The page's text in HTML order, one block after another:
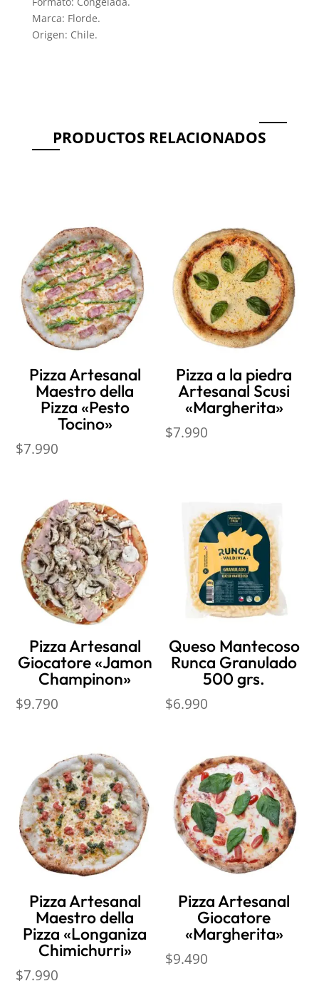
Marca: Florde.
Origen: Chile.
PRODUCTOS RELACIONADOS
Pizza Artesanal
Maestro della
Pizza «Pesto
Tocino»
$7.990
Pizza a la piedra
Artesanal Scusi
«Margherita»
$7.990
Pizza Artesanal
Giocatore «Jamon
Champinon»
$9.790
Queso Mantecoso
Runca Granulado
500 grs.
$6.990
Pizza Artesanal
Maestro della
Pizza «Longaniza
Chimichurri»
$7.990
Pizza Artesanal
Giocatore
«Margherita»
$9.490